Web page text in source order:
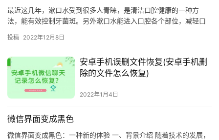
最近这几年，漱口水受到很多人青睐，是清洁口腔健康的一种方
法，能有效控制牙菌斑。另外漱口水能进入口腔各个部位，减轻口
合自己的…
投稿 2022年12月8日
安卓手机误删文件恢复(安卓手机删
除的文件怎么恢复)
2022年1月4日
微信界面变成黑色
微信界面变成黑色：一种新的体验 一、背景介绍 随着技术的发展，